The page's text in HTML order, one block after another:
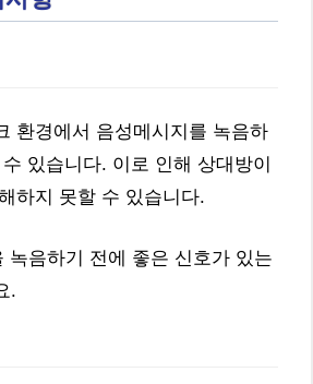
환경에서 음성메시지를 녹음하
있습니다. 이로 인해 상대방이
하지 못할 수 있습니다.
녹음하기 전에 좋은 신호가 있는
.